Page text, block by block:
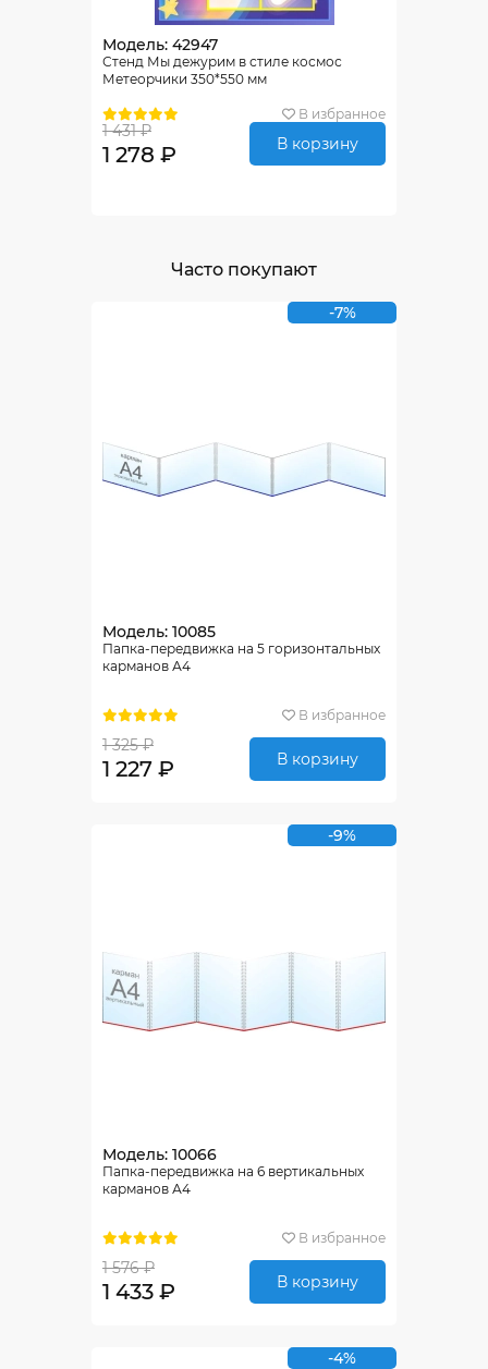
Модель: 42947
Стенд Мы дежурим в стиле космос
Метеорчики 350*550 мм
В избранное
1 431 ₽
1 278 ₽ В корзину
Часто покупают
-7%
Модель: 10085
Папка-передвижка на 5 горизонтальных
карманов А4
В избранное
1 325 ₽
1 227 ₽ В корзину
-9%
Модель: 10066
Папка-передвижка на 6 вертикальных
карманов А4
В избранное
1 576 ₽
1 433 ₽ В корзину
-4%